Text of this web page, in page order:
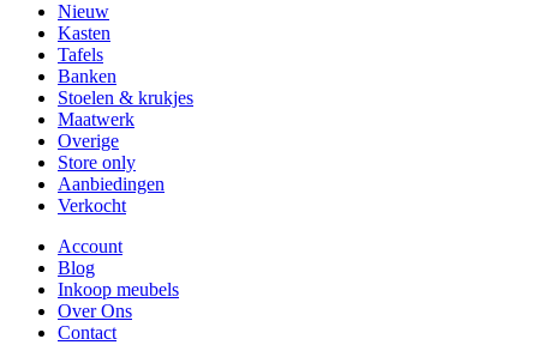
Nieuw
Kasten
Tafels
Banken
Stoelen & krukjes
Maatwerk
Overige
Store only
Aanbiedingen
Verkocht
Account
Blog
Inkoop meubels
Over Ons
Contact